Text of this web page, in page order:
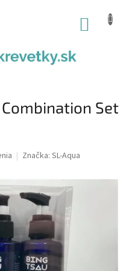
Set
Značka: SL-Aqua